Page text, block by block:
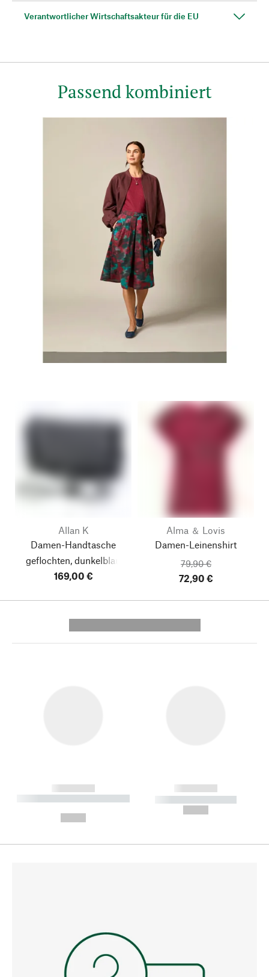
Verantwortlicher Wirtschaftsakteur für die EU
Passend kombiniert
Allan K
Damen-Handtasche
geflochten, dunkelblau
169,00 €
Alma ＆ Lovis
Damen-Leinenshirt
79,90 €
72,90 €
------------
----------- ----------- --------
------------
----------- -----------